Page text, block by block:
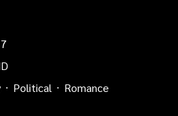
Political
Romance